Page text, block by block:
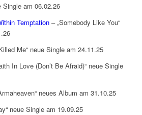
Single am 06.02.26
Temptation– „Somebody Like You“
Me“ neue Single am 24.11.25
In Love (Don’t Be Afraid)“ neue Single
neues Album am 31.10.25
neue Single am 19.09.25